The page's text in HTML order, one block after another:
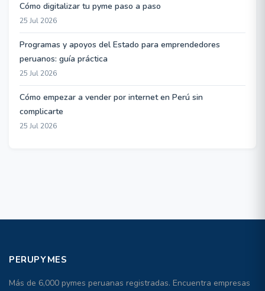
Cómo digitalizar tu pyme paso a paso
25 Jul 2026
Programas y apoyos del Estado para emprendedores
peruanos: guía práctica
25 Jul 2026
Cómo empezar a vender por internet en Perú sin
complicarte
25 Jul 2026
PERUPYMES
Más de 6,000 pymes peruanas registradas. Encuentra empresas